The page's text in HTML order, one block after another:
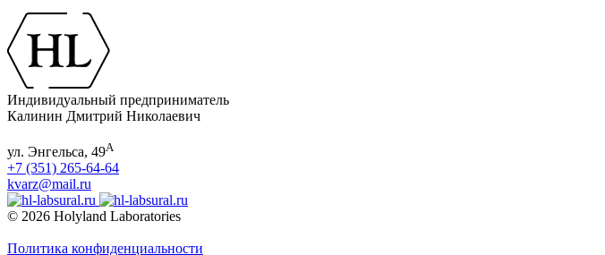
Индивидуальный предприниматель
Калинин Дмитрий Николаевич
ул. Энгельса, 49А
+7 (351) 265-64-64
kvarz@mail.ru
© 2026 Holyland Laboratories
Политика конфиденциальности